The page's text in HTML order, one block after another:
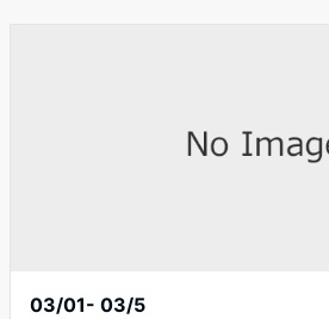
03/01- 03/5